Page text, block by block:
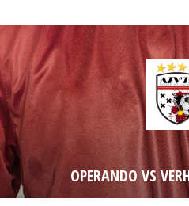
OPERANDO VS